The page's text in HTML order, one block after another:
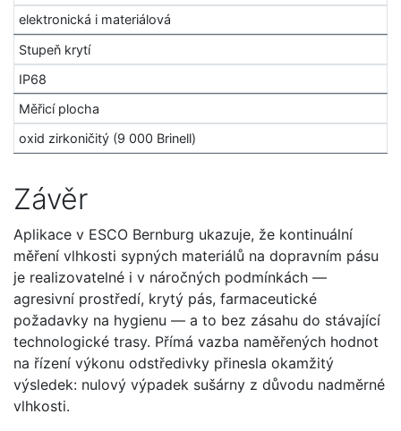
elektronická i materiálová
Stupeň krytí
IP68
Měřicí plocha
oxid zirkoničitý (9 000 Brinell)
Závěr
Aplikace v ESCO Bernburg ukazuje, že kontinuální
měření vlhkosti sypných materiálů na dopravním pásu
je realizovatelné i v náročných podmínkách —
agresivní prostředí, krytý pás, farmaceutické
požadavky na hygienu — a to bez zásahu do stávající
technologické trasy. Přímá vazba naměřených hodnot
na řízení výkonu odstředivky přinesla okamžitý
výsledek: nulový výpadek sušárny z důvodu nadměrné
vlhkosti.